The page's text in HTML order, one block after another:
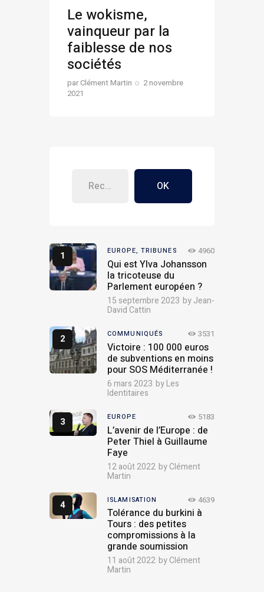
Le wokisme,
vainqueur par la
faiblesse de nos
sociétés
parClément Martin
2 novembre
2021
OK
EUROPE, TRIBUNES 4960
Qui est Ylva Johansson
la tricoteuse du
Parlement européen ?
15 septembre 2023 byJean-
David Cattin
COMMUNIQUÉS 3531
Victoire : 100 000 euros
de subventions en moins
pour SOS Méditerranée !
6 mars 2023 byLes
Identitaires
EUROPE 5183
L’avenir de l’Europe : de
Peter Thiel à Guillaume
Faye
12 août 2022 byClément
Martin
ISLAMISATION 4639
Tolérance du burkini à
Tours : des petites
compromissions à la
grande soumission
11 août 2022 byClément
Martin